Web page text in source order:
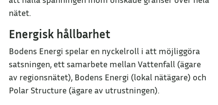
nätet.
Energisk hållbarhet
Bodens Energi spelar en nyckelroll i att möjliggöra
satsningen, ett samarbete mellan Vattenfall (ägare
av regionsnätet), Bodens Energi (lokal nätägare) och
Polar Structure (ägare av utrustningen).